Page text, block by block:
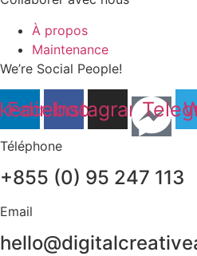
À propos
Maintenance
We’re Social People!
Facebook
Instagram
Téléphone
+855 (0) 95 247 113
Email